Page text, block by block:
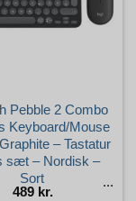
Pebble 2 Combo
Keyboard/Mouse
– Tastatur
sæt – Nordisk –
Sort
489 kr.